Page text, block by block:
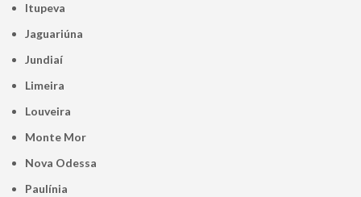
Itupeva
Jaguariúna
Jundiaí
Limeira
Louveira
Monte Mor
Nova Odessa
Paulínia